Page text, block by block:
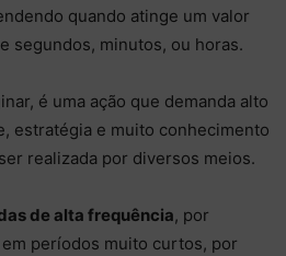
quando atinge um valor
segundos, minutos, ou horas.
é uma ação que demanda alto
estratégia e muito conhecimento
realizada por diversos meios.
de alta frequência, por
períodos muito curtos, por